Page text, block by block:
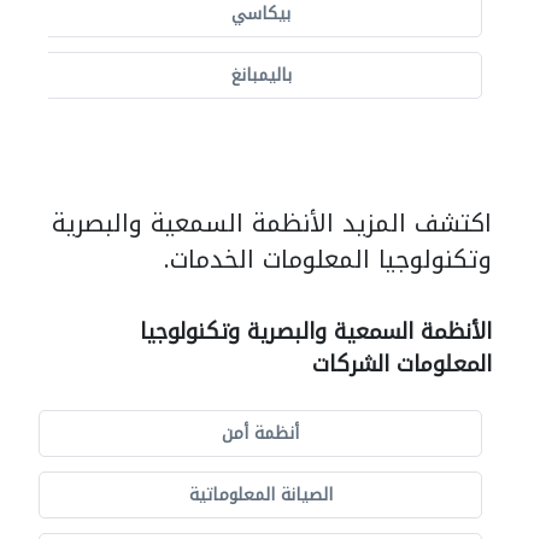
بيكاسي
باليمبانغ
اكتشف المزيد الأنظمة السمعية والبصرية
وتكنولوجيا المعلومات الخدمات.
الأنظمة السمعية والبصرية وتكنولوجيا
المعلومات الشركات
أنظمة أمن
الصيانة المعلوماتية